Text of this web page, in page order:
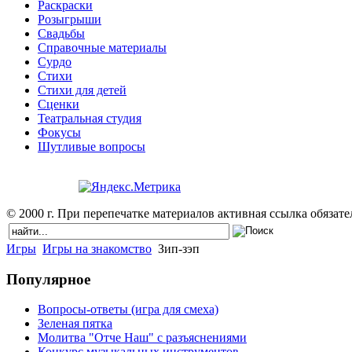
Раскраски
Розыгрыши
Свадьбы
Справочные материалы
Сурдо
Стихи
Стихи для детей
Сценки
Театральная студия
Фокусы
Шутливые вопросы
© 2000 г. При перепечатке материалов активная ссылка
Игры Игры на знакомство Зип-зэп
Популярное
Вопросы-ответы (игра для смеха)
Зеленая пятка
Молитва "Отче Наш" с разъяснениями